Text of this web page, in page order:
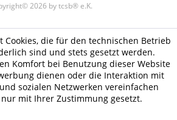
2026 by tcsb® e.K.
Cookies, die für den technischen Betrieb
sind und stets gesetzt werden.
Komfort bei Benutzung dieser Website
dienen oder die Interaktion mit
sozialen Netzwerken vereinfachen
mit Ihrer Zustimmung gesetzt.